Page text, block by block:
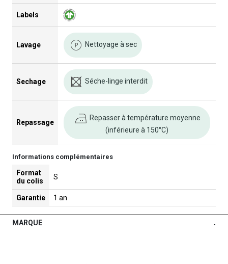
Labels
Lavage Nettoyage à sec
Sechage Séche-linge interdit
Repassage
Repasser à température moyenne
(inférieure à 150°C)
Informations complémentaires
Format
du colis
S
Garantie 1 an
MARQUE -